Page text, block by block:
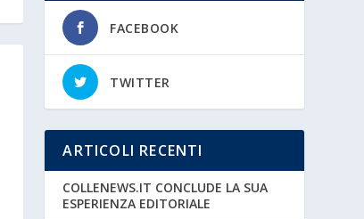
FACEBOOK
TWITTER
ARTICOLI RECENTI
COLLENEWS.IT CONCLUDE LA SUA
ESPERIENZA EDITORIALE